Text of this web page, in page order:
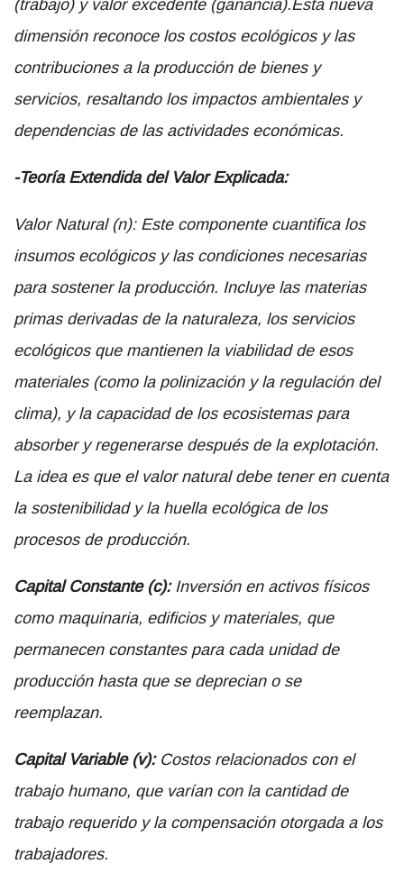
(trabajo) y valor excedente (ganancia).Esta nueva
dimensión reconoce los costos ecológicos y las
contribuciones a la producción de bienes y
servicios, resaltando los impactos ambientales y
dependencias de las actividades económicas.
-Teoría Extendida del Valor Explicada:
Valor Natural (n): Este componente cuantifica los
insumos ecológicos y las condiciones necesarias
para sostener la producción. Incluye las materias
primas derivadas de la naturaleza, los servicios
ecológicos que mantienen la viabilidad de esos
materiales (como la polinización y la regulación del
clima), y la capacidad de los ecosistemas para
absorber y regenerarse después de la explotación.
La idea es que el valor natural debe tener en cuenta
la sostenibilidad y la huella ecológica de los
procesos de producción.
Capital Constante (c):Inversión en activos físicos
como maquinaria, edificios y materiales, que
permanecen constantes para cada unidad de
producción hasta que se deprecian o se
reemplazan.
Capital Variable (v):Costos relacionados con el
trabajo humano, que varían con la cantidad de
trabajo requerido y la compensación otorgada a los
trabajadores.